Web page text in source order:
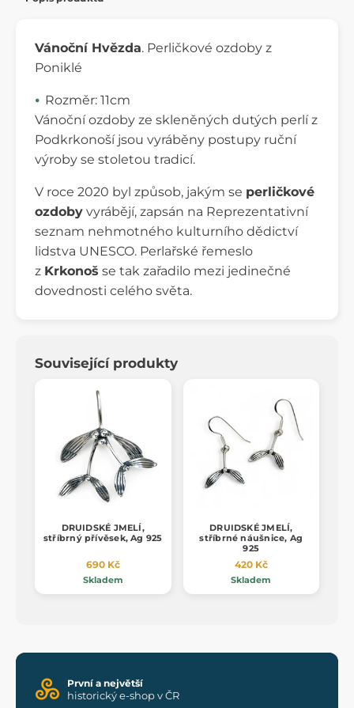
Vánoční Hvězda. Perličkové ozdoby z
Poniklé
Rozměr: 11cm
Vánoční ozdoby ze skleněných dutých perlí z
Podkrkonoší jsou vyráběny postupy ruční
výroby se stoletou tradicí.
V roce 2020 byl způsob, jakým se perličkové
ozdoby vyrábějí, zapsán na Reprezentativní
seznam nehmotného kulturního dědictví
lidstva UNESCO. Perlařské řemeslo
z Krkonoš se tak zařadilo mezi jedinečné
dovednosti celého světa.
Související produkty
DRUIDSKÉ JMELÍ,
stříbrný přívěsek, Ag 925
690 Kč
Skladem
DRUIDSKÉ JMELÍ,
stříbrné náušnice, Ag
925
420 Kč
Skladem
První a největší
historický e-shop v ČR